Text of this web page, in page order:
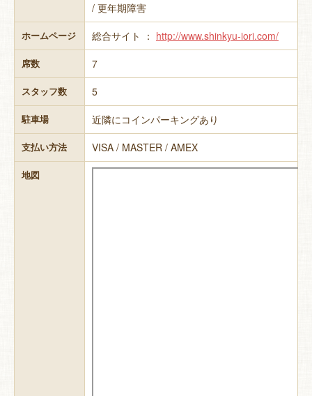
/ 更年期障害
ホームページ 総合サイト ： http://www.shinkyu-iori.com/
席数 7
スタッフ数 5
駐車場 近隣にコインパーキングあり
支払い方法 VISA / MASTER / AMEX
地図